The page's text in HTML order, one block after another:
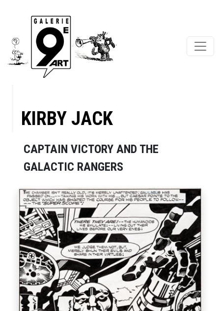
KIRBY JACK
CAPTAIN VICTORY AND THE
GALACTIC RANGERS